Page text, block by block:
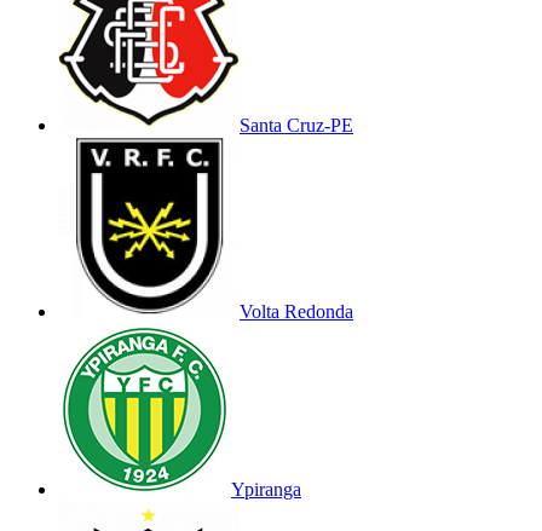
Santa Cruz-PE
Volta Redonda
Ypiranga